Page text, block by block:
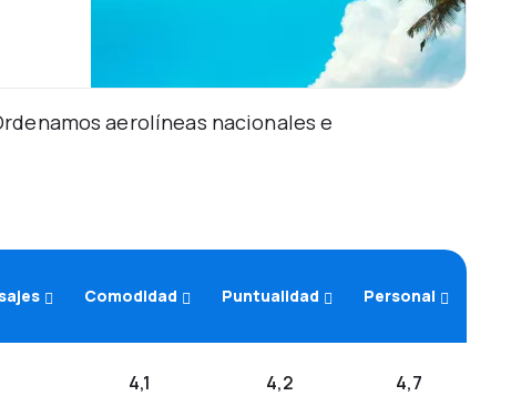
aerolíneas nacionales e
Comodidad Puntualidad Personal
4,1 4,2 4,7